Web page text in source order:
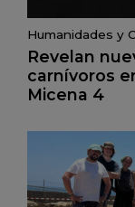
Humanidades y
Revelan
carnívoros
Micena 4